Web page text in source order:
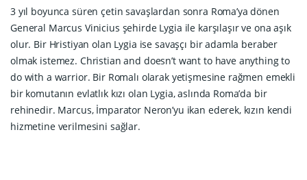
3 yıl boyunca süren çetin savaşlardan sonra Roma’ya dönen
General Marcus Vinicius şehirde Lygia ile karşılaşır ve ona aşık
olur. Bir Hristiyan olan Lygia ise savaşçı bir adamla beraber
olmak istemez. Christian and doesn’t want to have anything to
do with a warrior. Bir Romalı olarak yetişmesine rağmen emekli
bir komutanın evlatlık kızı olan Lygia, aslında Roma’da bir
rehinedir. Marcus, İmparator Neron’yu ikan ederek, kızın kendi
hizmetine verilmesini sağlar.